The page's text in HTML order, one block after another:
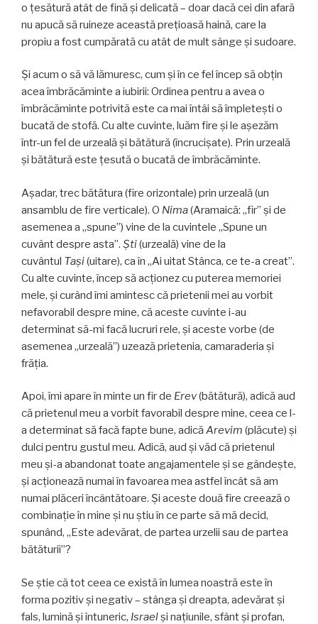
o ţesătură atât de fină şi delicată – doar dacă cei din afară
nu apucă să ruineze această preţioasă haină, care la
propiu a fost cumpărată cu atât de mult sânge şi sudoare.
Şi acum o să vă lămuresc, cum şi în ce fel încep să obţin
acea îmbrăcăminte a iubirii: Ordinea pentru a avea o
îmbrăcăminte potrivită este ca mai întâi să împleteşti o
bucată de stofă. Cu alte cuvinte, luăm fire şi le aşezăm
într-un fel de urzeală şi bătătură (încrucişate). Prin urzeală
şi bătătură este ţesută o bucată de îmbrăcăminte.
Aşadar, trec bătătura (fire orizontale) prin urzeală (un
ansamblu de fire verticale). O Nima(Aramaică: „fir” şi de
asemenea a „spune”) vine de la cuvintele „Spune un
cuvânt despre asta”. Şti(urzeală) vine de la
cuvântul Taşi(uitare), ca în „Ai uitat Stânca, ce te-a creat”.
Cu alte cuvinte, încep să acţionez cu puterea memoriei
mele, şi curând îmi amintesc că prietenii mei au vorbit
nefavorabil despre mine, că aceste cuvinte i-au
determinat să-mi facă lucruri rele, şi aceste vorbe (de
asemenea „urzeală”) uzează prietenia, camaraderia şi
frăţia.
Apoi, îmi apare în minte un fir de Erev(bătătură), adică aud
că prietenul meu a vorbit favorabil despre mine, ceea ce l-
a determinat să facă fapte bune, adicăArevim (plăcute) şi
dulci pentru gustul meu. Adică, aud şi văd că prietenul
meu şi-a abandonat toate angajamentele şi se gândeşte,
şi acţionează numai în favoarea mea astfel încât să am
numai plăceri încântătoare. Şi aceste două fire creează o
combinaţie în mine şi nu ştiu în ce parte să mă decid,
spunând, „Este adevărat, de partea urzelii sau de partea
bătăturii”?
Se ştie că tot ceea ce există în lumea noastră este în
forma pozitiv şi negativ – stânga şi dreapta, adevărat şi
fals, lumină şi întuneric, Israelşi naţiunile, sfânt şi profan,